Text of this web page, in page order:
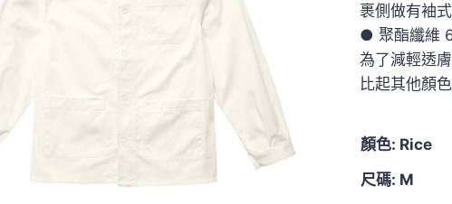
裹側做有袖
● 聚酯纖維
為了減輕透
比起其他顏
顏色: Rice
尺碼: M